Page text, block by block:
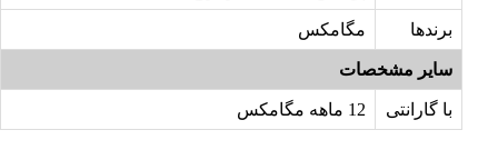
برندها مگامکس
سایر مشخصات
با گارانتی 12 ماهه مگامکس